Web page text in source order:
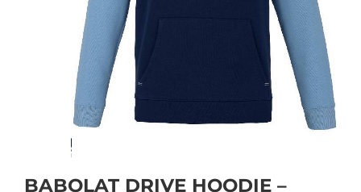
BABOLAT DRIVE HOODIE –